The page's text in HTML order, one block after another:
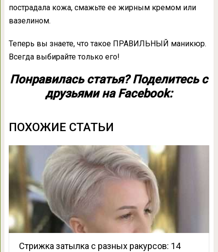
пострадала кожа, смажьте ее жирным кремом или
вазелином.
Теперь вы знаете, что такое ПРАВИЛЬНЫЙ маникюр.
Всегда выбирайте только его!
Понравилась статья? Поделитесь с
друзьями на Facebook:
ПОХОЖИЕ СТАТЬИ
Стрижка затылка с разных ракурсов: 14